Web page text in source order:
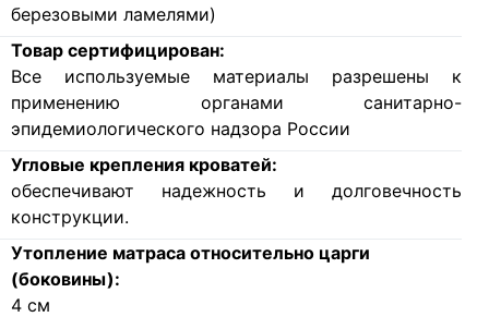
березовыми ламелями)
Товар сертифицирован:
Все используемые материалы разрешены к
применению органами санитарно-
эпидемиологического надзора России
Угловые крепления кроватей:
обеспечивают надежность и долговечность
конструкции.
Утопление матраса относительно царги
(боковины):
4 см